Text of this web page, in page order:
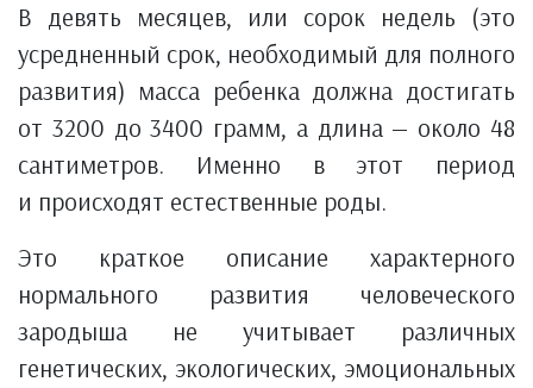
В девять месяцев, или сорок недель (это
усредненный срок, необходимый для полного
развития) масса ребенка должна достигать
от 3200 до 3400 грамм, а длина — около 48
сантиметров. Именно в этот период
и происходят естественные роды.
Это краткое описание характерного
нормального развития человеческого
зародыша не учитывает различных
генетических, экологических, эмоциональных